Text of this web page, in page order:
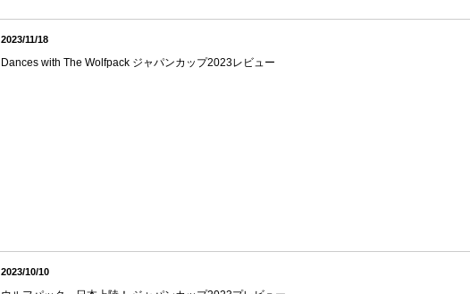
2023/11/18
Dances with The Wolfpack ジャパンカップ2023レビュー
2023/10/10